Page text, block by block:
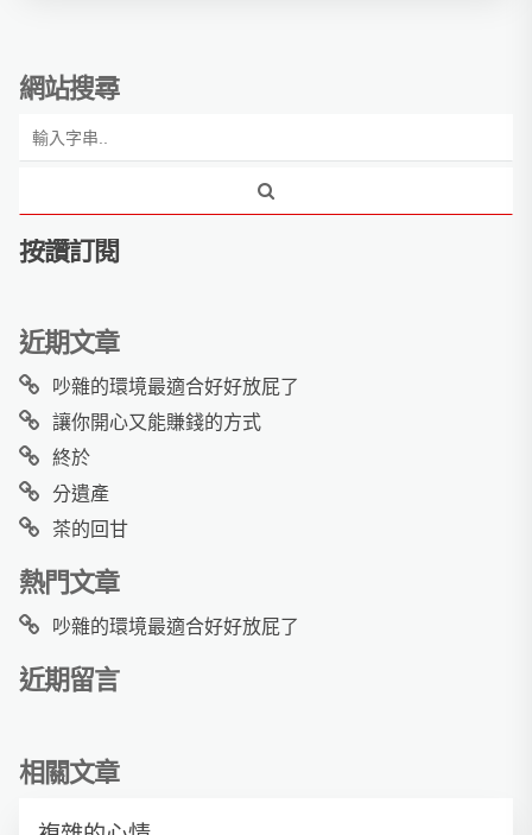
網站搜尋
按讚訂閱
近期文章
吵雜的環境最適合好好放屁了
讓你開心又能賺錢的方式
終於
分遺產
茶的回甘
熱門文章
吵雜的環境最適合好好放屁了
近期留言
相關文章